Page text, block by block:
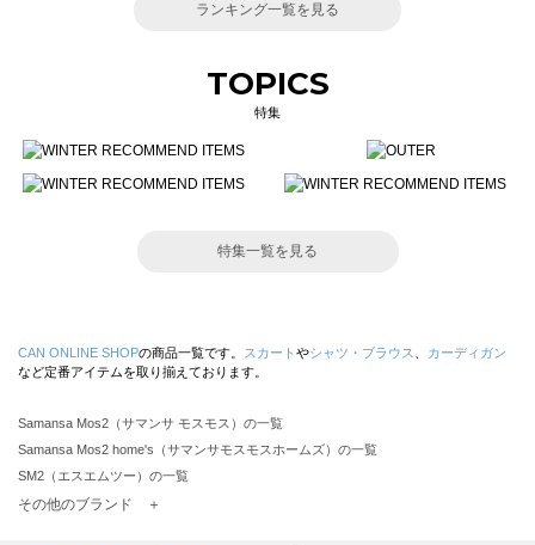
ランキング一覧を見る
TOPICS
特集
特集一覧を見る
CAN ONLINE SHOPの商品一覧です。 スカート やシャツ・ブラウス
カーディガン
など定番アイテムを取り揃えております。
Samansa Mos2（サマンサ モスモス）の一覧
Samansa Mos2 home's（サマンサモスモスホームズ）の一覧
SM2（エスエムツー）の一覧
TSUHARU by Samansa Mos2（ツハルバイサマンサモスモス）の一覧
その他のブランド ＋